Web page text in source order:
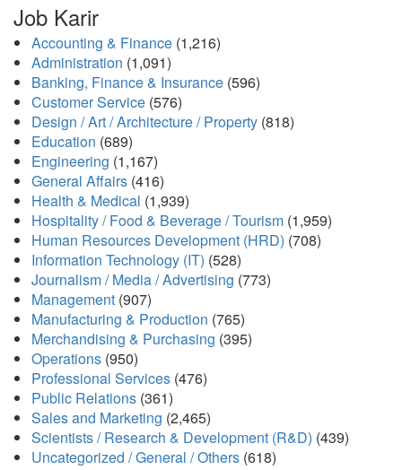
Job Karir
Accounting & Finance (1,216)
Administration (1,091)
Banking, Finance & Insurance (596)
Customer Service (576)
Design / Art / Architecture / Property (818)
Education (689)
Engineering (1,167)
General Affairs (416)
Health & Medical (1,939)
Hospitality / Food & Beverage / Tourism (1,959)
Human Resources Development (HRD) (708)
Information Technology (IT) (528)
Journalism / Media / Advertising (773)
Management (907)
Manufacturing & Production (765)
Merchandising & Purchasing (395)
Operations (950)
Professional Services (476)
Public Relations (361)
Sales and Marketing (2,465)
Scientists / Research & Development (R&D) (439)
Uncategorized / General / Others (618)